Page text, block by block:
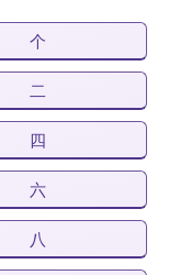
个
二
四
六
八